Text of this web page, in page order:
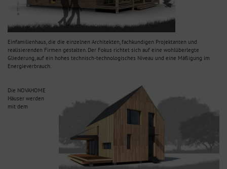
Einfamilienhaus, die die einzelnen Architekten, fachkundigen Projektanten und
realisierenden Firmen gestalten. Der Fokus richtet sich auf eine wohlüberlegte
Gliederung, auf ein hohes technisch-technologisches Niveau und eine Mäßigung im
Energieverbrauch.
Die NOVAHOME
Häuser werden
mit dem